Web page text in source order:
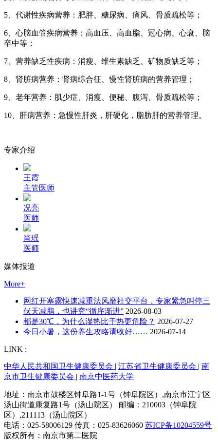
5、代谢性疾病营养：肥胖、糖尿病、痛风、骨质疏松等；
6、心脑血管疾病营养：高血压、高血脂、冠心病、心衰、脑
卒中等；
7、营养缺乏性疾病：消瘦、维生素缺乏、矿物质缺乏等；
8、肾脏病营养：肾病综合征、慢性肾脏病的营养管理；
9、老年营养：肌少症、消瘦、便秘、腹泻、骨质疏松等；
10、肝病营养：急慢性肝炎，肝硬化，脂肪肝的营养管理。
专家介绍
王霞
主管医师
况亮
医师
肖瑶
医师
媒体报道
More+
网红开塞露快速减重法风靡社交平台，专家紧急叫停三
伏天减脂，也讲究“循序渐进” 2026-08-03
都是30℃，为什么湿热比干热更危险？ 2026-07-27
今日小暑，这份养生攻略请收好…… 2026-07-14
LINK :
中华人民共和国卫生健康委员会 | 江苏省卫生健康委员会 | 南
京市卫生健康委员会 | 南京中医药大学
地址：南京市鼓楼区钟阜路1-1号（钟阜院区）,南京市江宁区
汤山街道康复路1号（汤山院区） 邮编：210003（钟阜院
区）,211113（汤山院区）
电话：025-58006129 传真：025-83626060 苏ICP备10204559号
版权所有：南京市第二医院